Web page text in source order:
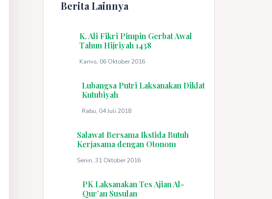
Berita Lainnya
K. Ali Fikri Pimpin Gerbat Awal
Tahun Hijriyah 1438
Kamis, 06 Oktober 2016
Lubangsa Putri Laksanakan Diklat
Kutubiyah
Rabu, 04 Juli 2018
Salawat Bersama Ikstida Butuh
Kerjasama dengan Otonom
Senin, 31 Oktober 2016
PK Laksanakan Tes Ajian Al-
Qur’an Susulan